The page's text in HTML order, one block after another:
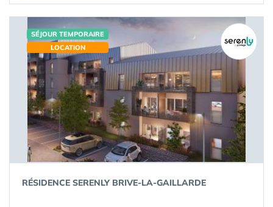
SÉJOUR TEMPORAIRE
LOCATION
RÉSIDENCE SERENLY BRIVE-LA-GAILLARDE